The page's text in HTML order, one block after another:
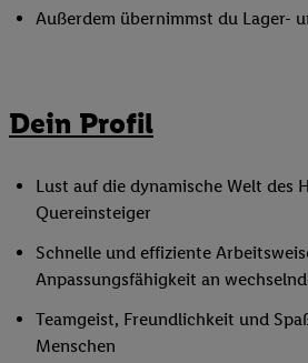
Außerdem übernimmst du Lager-
Dein Profil
Lust auf die dynamische Welt des
Quereinsteiger
Schnelle und effiziente
Anpassungsfähigkeit an
Teamgeist, Freundlichkeit und
Menschen